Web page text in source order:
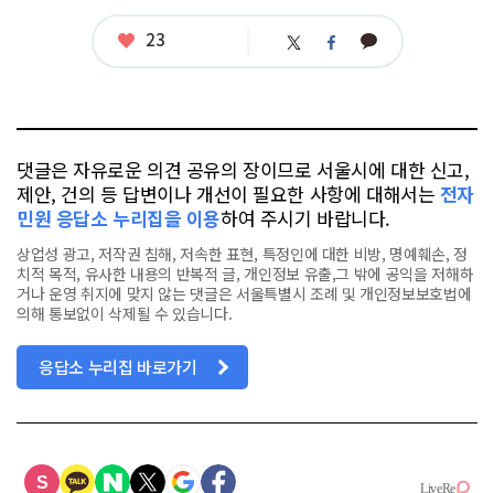
좋
23 트 페 카
댓글은 자유로운 의견 공유의 장이므로 서울시에 대한 신고,
제안, 건의 등 답변이나 개선이 필요한 사항에 대해서는 전자
민원 응답소 누리집을 이용하여 주시기 바랍니다.
상업성 광고, 저작권 침해, 저속한 표현, 특정인에 대한 비방, 명예훼손, 정
치적 목적, 유사한 내용의 반복적 글, 개인정보 유출,그 밖에 공익을 저해하
거나 운영 취지에 맞지 않는 댓글은 서울특별시 조례 및 개인정보보호법에
의해 통보없이 삭제될 수 있습니다.
응답소 누리집 바로가기